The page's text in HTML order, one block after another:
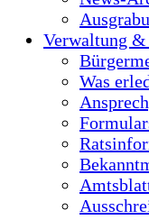
Verwaltung
Was